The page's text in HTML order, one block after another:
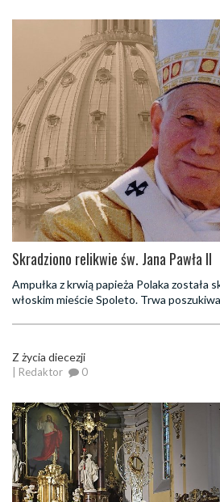
Skradziono relikwie św. Jana Pawła II
Ampułka z krwią papieża Polaka została
włoskim mieście Spoleto. Trwa
Z życia diecezji
| Redaktor 0